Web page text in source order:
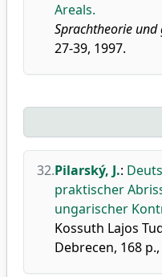
Areals.
Sprachtheorie
27-39, 1997.
32.Pilarský, J.:
praktischer
ungarischer
Kossuth Lajos
Debrecen, 168